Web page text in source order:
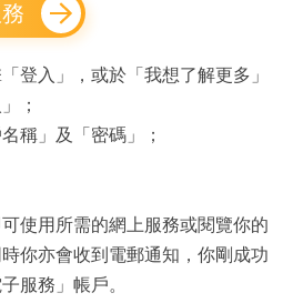
登入」，或於「我想了解更多」
；
稱」及「密碼」；
使用所需的網上服務或閱覽你的
你亦會收到電郵通知，你剛成功
服務」帳戶。